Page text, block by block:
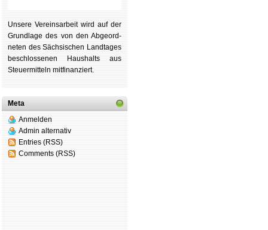
Unsere Ver­eins­ar­beit wird auf der
Grund­lage des von den Ab­ge­ord­
ne­ten des Säch­si­schen Land­tages
be­schlos­se­nen Haus­halts aus
Steu­er­mitteln mit­fi­nan­ziert.
Meta
Anmelden
Admin alternativ
Entries (RSS)
Comments (RSS)